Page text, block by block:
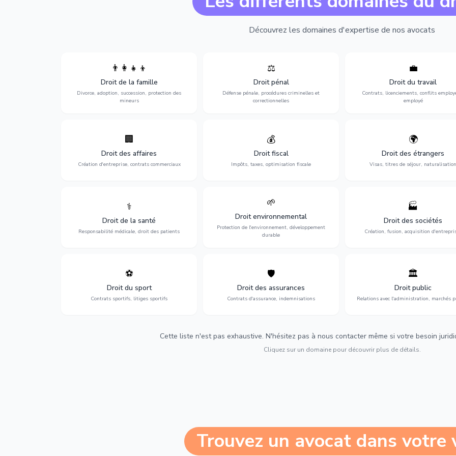
Découvrez les domaines d'expertise de nos avocats
👨‍👩‍👧‍👦
Droit de la famille
Divorce, adoption, succession, protection des
mineurs
succession et protection des personnes
vulnérables.
⚖️
Droit pénal
Défense pénale, procédures criminelles et
correctionnelles
Expertise en matière pénale, de
l'assistance en garde à vue jusqu'au
procès, pour toute affaire correctionnelle
ou criminelle.
💼
Droit du travail
Contrats, licenciements, conflits
employé
Protection de vos droits au
contrats, licenciements,
discrimination et conflits avec
l'employeur.
🏢
Droit des affaires
Création d'entreprise, contrats commerciaux
Accompagnement complet pour votre
entreprise : création, contrats
commerciaux, concurrence et litiges.
💰
Droit fiscal
Impôts, taxes, optimisation fiscale
Optimisation de votre situation fiscale :
déclarations, contentieux, contrôles
fiscaux et planification.
🌍
Droit des étrangers
Visas, titres de séjour, naturalisation
Obtention de vos droits de séjour :
cartes de séjour, regroupement
naturalisation.
⚕️
Droit de la santé
Responsabilité médicale, droit des patients
Défense de vos droits médicaux : erreurs
médicales, responsabilité des praticiens
et indemnisation.
🌱
Droit environnemental
Protection de l'environnement, développement
durable
environnementale, litiges et
développement durable.
🏭
Droit des sociétés
Création, fusion, acquisition
Structuration de votre société :
fusion-acquisition, gouvernance
restructuration.
⚽
Droit du sport
Contrats sportifs, litiges sportifs
Expertise en droit sportif : contrats de
sportifs, transferts, sponsoring et
contentieux.
🛡️
Droit des assurances
Contrats d'assurance, indemnisations
Défense de vos intérêts : contrats
d'assurance, sinistres et indemnisations
optimales.
🏛️
Droit public
Relations avec l'administration, marchés
Gestion de vos relations avec
l'administration : marchés
urbanisme et contentieux.
Cette liste n'est pas exhaustive. N'hésitez pas à nous contacter même si votre besoin
Cliquez sur un domaine pour découvrir plus de détails.
Trouvez un avocat dans votre